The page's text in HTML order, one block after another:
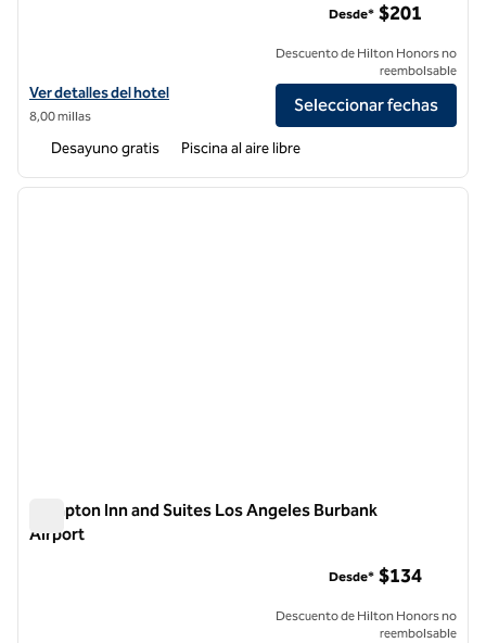
Ver detalles del hotel Embassy Suites by Hilton Los Angeles Glendale
Ver detalles del hotel
8,00 millas
Desde* $201
Descuento de Hilton Honors no
reembolsable
Seleccionar fechas
Desayuno gratis Piscina al aire libre
1 de 12
Hampton Inn and Suites Los Angeles Burbank
Airport
Desde* $134
Descuento de Hilton Honors no
reembolsable